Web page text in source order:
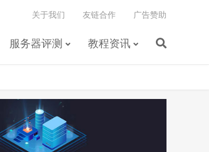
服务器评测 教程资讯
关于我们 友链合作 广告赞助